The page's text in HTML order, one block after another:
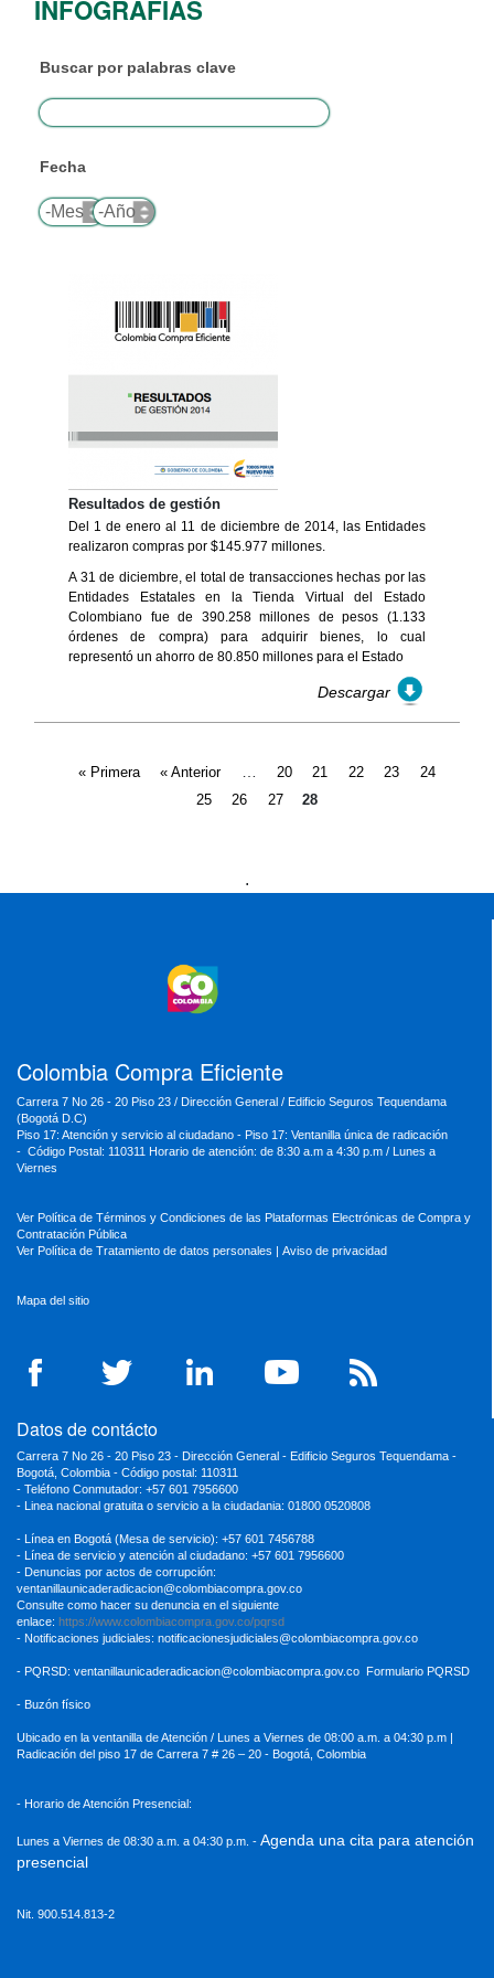
INFOGRAFÍAS
Buscar por palabras clave
Fecha
Mes
Año
Resultados de gestión
Del 1 de enero al 11 de diciembre de 2014, las Entidades
realizaron compras por $145.977 millones.
A 31 de diciembre, el total de transacciones hechas por las
Entidades Estatales en la Tienda Virtual del Estado
Colombiano fue de 390.258 millones de pesos (1.133
órdenes de compra) para adquirir bienes, lo cual
representó un ahorro de 80.850 millones para el Estado
Descargar
Páginas« Primera « Anterior … 20 21 22 23
24
25
26 27 28
MinRelaciones
MinHacienda
.
Colombia Compra Eficiente
Carrera 7 No 26 - 20 Piso 23 / Dirección General / Edificio Seguros Tequendama
(Bogotá D.C)
Piso 17: Atención y servicio al ciudadano - Piso 17: Ventanilla única de radicación
- Código Postal: 110311 Horario de atención: de 8:30 a.m a 4:30 p.m / Lunes a
Viernes
Ver Política de Términos y Condiciones de las Plataformas Electrónicas de Compra y
Contratación Pública
Ver Política de Tratamiento de datos personales
Aviso de privacidad
Mapa del sitio
Datos de contácto
Carrera 7 No 26 - 20 Piso 23 - Dirección General - Edificio Seguros Tequendama -
Bogotá, Colombia - Código postal: 110311
- Teléfono Conmutador: +57 601 7956600
- Linea nacional gratuita o servicio a la ciudadania: 01800 0520808
- Línea en Bogotá (Mesa de servicio): +57 601 7456788
- Línea de servicio y atención al ciudadano: +57 601 7956600
- Denuncias por actos de corrupción:
ventanillaunicaderadicacion@colombiacompra.gov.co
Consulte como hacer su denuncia en el siguiente
enlace: https://www.colombiacompra.gov.co/pqrsd
- Notificaciones judiciales: notificacionesjudiciales@colombiacompra.gov.co
- PQRSD: ventanillaunicaderadicacion@colombiacompra.gov.co Formulario PQRSD
- Buzón físico
Ubicado en la ventanilla de Atención / Lunes a Viernes de 08:00 a.m. a 04:30 p.m |
Radicación del piso 17 de Carrera 7 # 26 – 20 - Bogotá, Colombia
- Horario de Atención Presencial:
Lunes a Viernes de 08:30 a.m. a 04:30 p.m. - Agenda una cita para atención
presencial
Nit. 900.514.813-2